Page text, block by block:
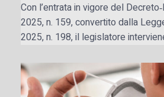
Con l’entrata in vigore del
2025, n. 159, convertito dalla
2025, n. 198, il legislatore